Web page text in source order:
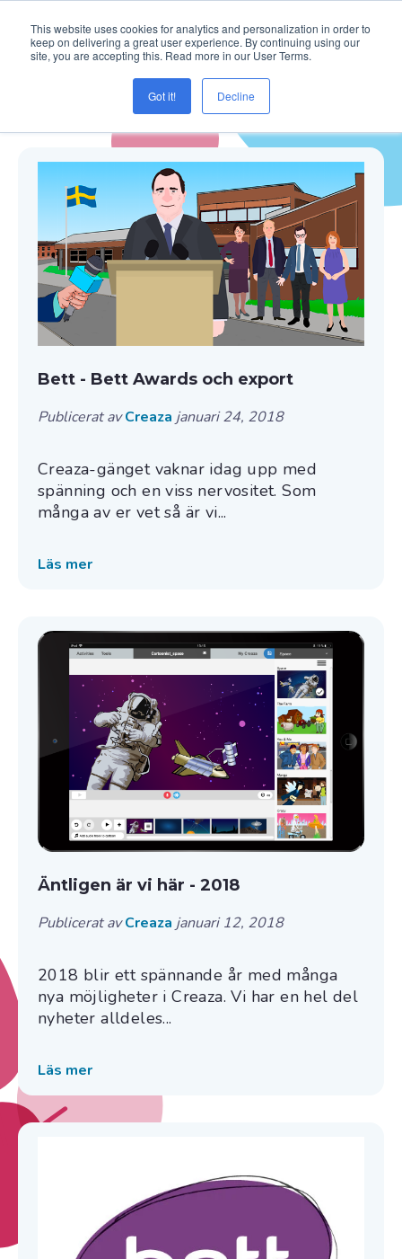
This website uses cookies for analytics and personalization in order to
keep on delivering a great user experience. By continuing using our
site, you are accepting this. Read more in our User Terms.
Got it! Decline
Blogg ( BettAwards )
Bett - Bett Awards och export
Publicerat avCreaza januari 24, 2018
Creaza-gänget vaknar idag upp med
spänning och en viss nervositet. Som
många av er vet så är vi...
Läs mer
Äntligen är vi här - 2018
Publicerat avCreaza januari 12, 2018
2018 blir ett spännande år med många
nya möjligheter i Creaza. Vi har en hel del
nyheter alldeles...
Läs mer